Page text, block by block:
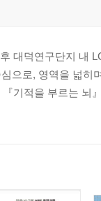
않아
구?대덕연구단지 내
심으로, 영역을 넓
『기적을 부르는